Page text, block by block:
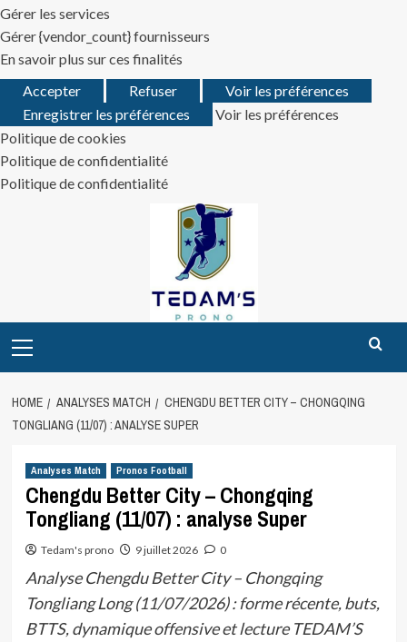
Gérer les services
Gérer {vendor_count} fournisseurs
En savoir plus sur ces finalités
Accepter
Refuser
Voir les préférences
Enregistrer les préférences
Voir les préférences
Politique de cookies
Politique de confidentialité
Politique de confidentialité
Menu
HOME ANALYSES MATCH
CHENGDU BETTER CITY – CHONGQING
TONGLIANG (11/07) : ANALYSE SUPER
Analyses Match Pronos Football
Chengdu Better City – Chongqing
Tongliang (11/07) : analyse Super
Tedam's prono 9 juillet 2026 0
Analyse Chengdu Better City – Chongqing
Tongliang Long (11/07/2026) : forme récente, buts,
BTTS, dynamique offensive et lecture TEDAM’S